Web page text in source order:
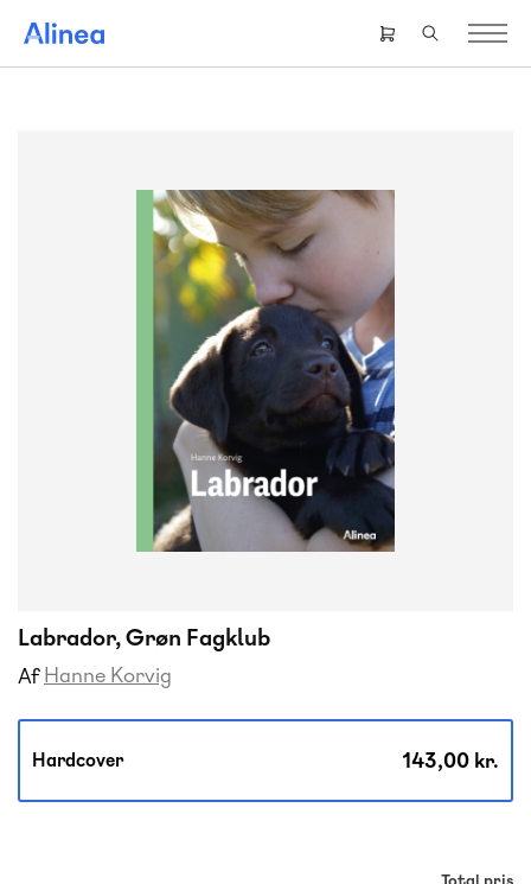
hovedindhold
Header
right
Labrador, Grøn Fagklub
Af Hanne Korvig
Hardcover 143,00 kr.